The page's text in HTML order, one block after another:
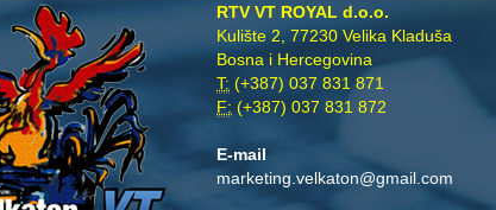
RTV VT ROYAL d.o.o.
Kulište 2, 77230 Velika Kladuša
Bosna i Hercegovina
T: (+387) 037 831 871
F: (+387) 037 831 872
E-mail
marketing.velkaton@gmail.com